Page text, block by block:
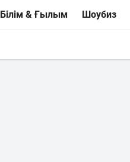
Білім & Ғылым Шоубиз